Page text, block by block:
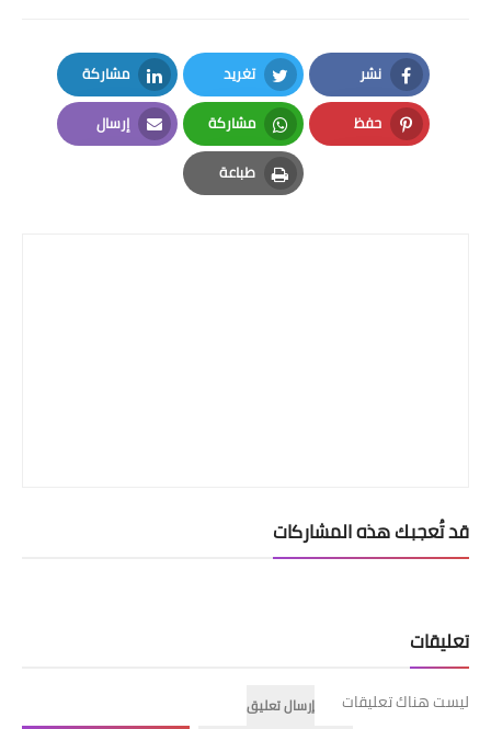
نشر
Facebook
تغريد
Twitter
مشاركة
LinkedIn
حفظ
Pinterest
مشاركة
Whatsapp
إرسال
Email
طباعة
Print
قد تُعجبك هذه المشاركات
تعليقات
ليست هناك تعليقات
إرسال تعليق